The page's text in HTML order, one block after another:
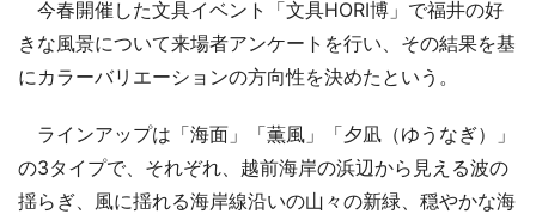
今春開催した文具イベント「文具HORI博」で福井の好
きな風景について来場者アンケートを行い、その結果を基
にカラーバリエーションの方向性を決めたという。
ラインアップは「海面」「薫風」「夕凪（ゆうなぎ）」
の3タイプで、それぞれ、越前海岸の浜辺から見える波の
揺らぎ、風に揺れる海岸線沿いの山々の新緑、穏やかな海